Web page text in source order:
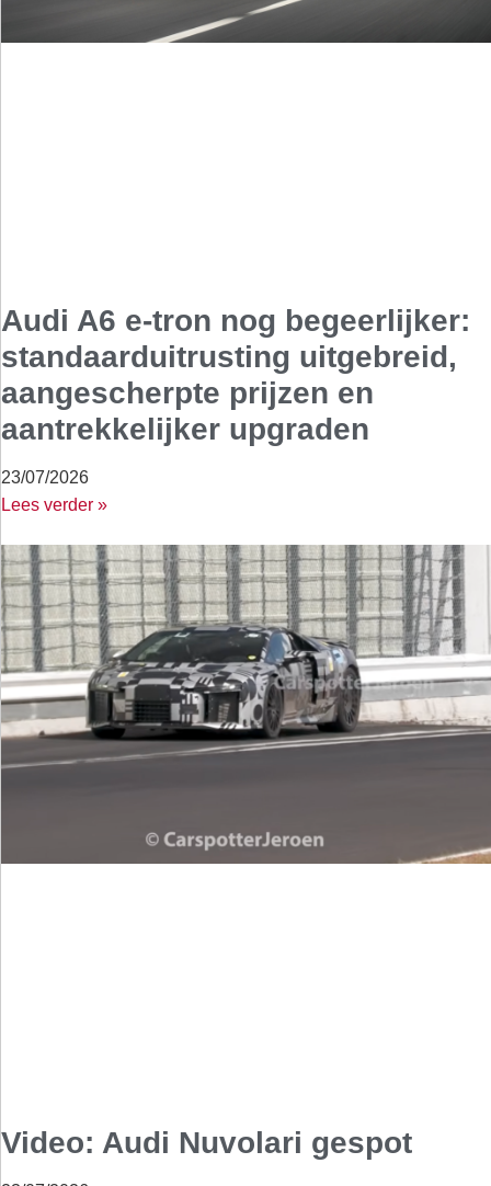
Audi A6 e-tron nog begeerlijker:
standaarduitrusting uitgebreid,
aangescherpte prijzen en
aantrekkelijker upgraden
23/07/2026
Lees verder »
Video: Audi Nuvolari gespot